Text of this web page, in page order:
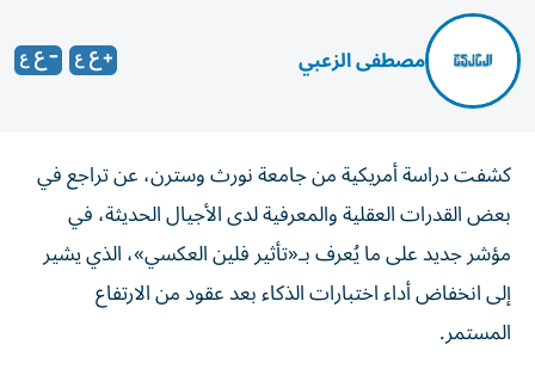
مصطفى الزعبي
كشفت دراسة أمريكية من جامعة نورث وسترن، عن تراجع في
بعض القدرات العقلية والمعرفية لدى الأجيال الحديثة، في
مؤشر جديد على ما يُعرف بـ«تأثير فلين العكسي»، الذي يشير
إلى انخفاض أداء اختبارات الذكاء بعد عقود من الارتفاع
المستمر.